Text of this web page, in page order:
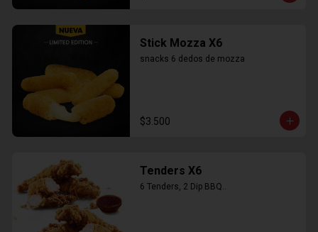
Stick Mozza X6
snacks 6 dedos de mozza
$3.500
Tenders X6
6 Tenders, 2 Dip BBQ..